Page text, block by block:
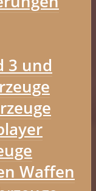
3 und
Waffen